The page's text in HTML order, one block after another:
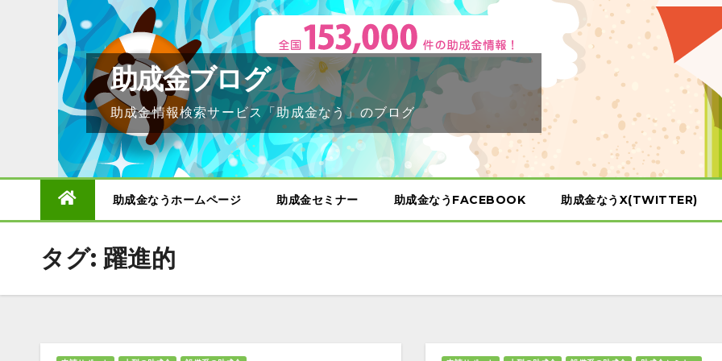
助成金ブログ
助成金情報検索サービス「助成金なう」のブログ
助成金なうホームページ 助成金セミナー 助成金なうFACEBOOK 助成金なうX(TWITTER)
タグ: 躍進的